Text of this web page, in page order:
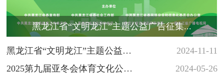
黑龙江省“文明龙江”主题公益广告征集...
2024-11-11
黑龙江省“文明龙江”主题公益广
告征集展示活动
2024-05-26
2025第九届亚冬会体育文化公益